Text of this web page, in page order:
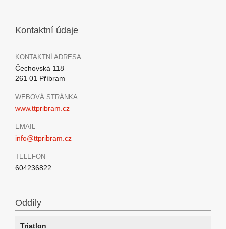
Kontaktní údaje
KONTAKTNÍ ADRESA
Čechovská 118
261 01 Příbram
WEBOVÁ STRÁNKA
www.ttpribram.cz
EMAIL
info@ttpribram.cz
TELEFON
604236822
Oddíly
Triatlon